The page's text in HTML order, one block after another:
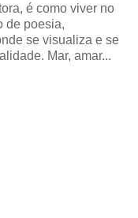
é como viver no
de poesia,
se visualiza e se
Mar, amar...